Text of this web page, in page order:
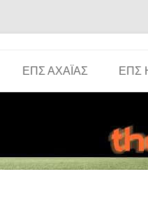
ΕΠΣ ΑΧΑΪ́ΑΣ ΕΠΣ